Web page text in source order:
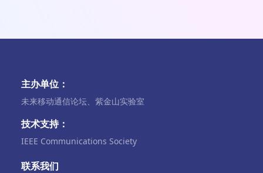
主办单位：
未来移动通信论坛、紫金山实验室
技术支持：
IEEE Communications Society
联系我们